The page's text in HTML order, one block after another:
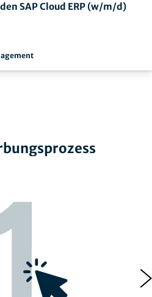
SAP Cloud ERP (w/m/d)